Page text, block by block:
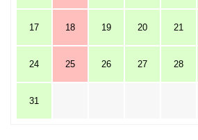
17 18 19 20 21
24 25 26 27 28
31